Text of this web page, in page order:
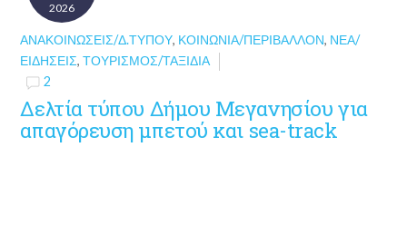
2026
ΑΝΑΚΟΙΝΏΣΕΙΣ/Δ.ΤΎΠΟΥ, ΚΟΙΝΩΝΊΑ/ΠΕΡΙΒΆΛΛΟΝ, ΝΈΑ/
ΕΙΔΉΣΕΙΣ,ΤΟΥΡΙΣΜΌΣ/ΤΑΞΊΔΙΑ
2
Δελτία τύπου Δήμου Μεγανησίου για
απαγόρευση μπετού και sea-track